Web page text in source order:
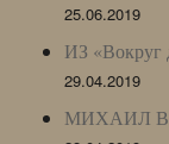
25.06.2019
ИЗ «Вокруг
29.04.2019
МИХАИЛ